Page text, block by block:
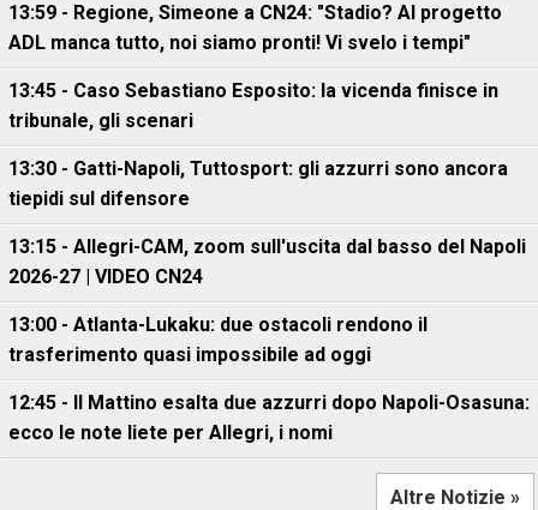
13:59 - Regione, Simeone a CN24: "Stadio? Al progetto
ADL manca tutto, noi siamo pronti! Vi svelo i tempi"
13:45 - Caso Sebastiano Esposito: la vicenda finisce in
tribunale, gli scenari
13:30 - Gatti-Napoli, Tuttosport: gli azzurri sono ancora
tiepidi sul difensore
13:15 - Allegri-CAM, zoom sull'uscita dal basso del Napoli
2026-27 | VIDEO CN24
13:00 - Atlanta-Lukaku: due ostacoli rendono il
trasferimento quasi impossibile ad oggi
12:45 - Il Mattino esalta due azzurri dopo Napoli-Osasuna:
ecco le note liete per Allegri, i nomi
Altre Notizie »